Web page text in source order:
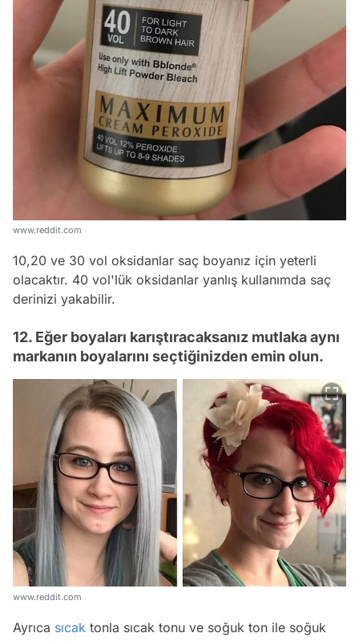
www.reddit.com
10,20 ve 30 vol oksidanlar saç boyanız için yeterli
olacaktır. 40 vol'lük oksidanlar yanlış kullanımda saç
derinizi yakabilir.
12. Eğer boyaları karıştıracaksanız mutlaka aynı
markanın boyalarını seçtiğinizden emin olun.
www.reddit.com
Ayrıca sıcak tonla sıcak tonu ve soğuk ton ile soğuk